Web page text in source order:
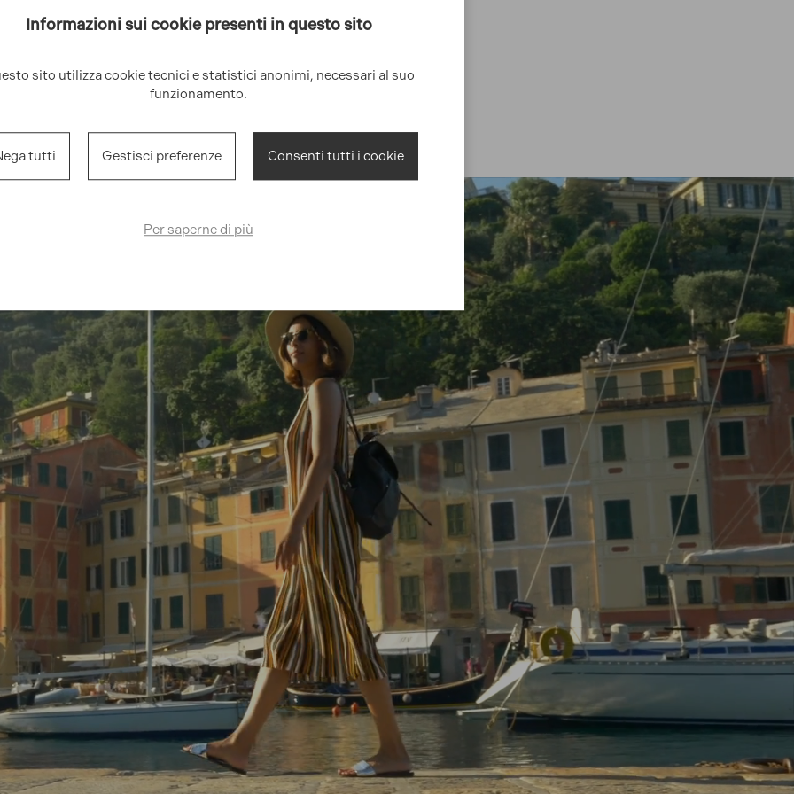
Informazioni sui cookie presenti in questo sito
sito utilizza cookie tecnici e statistici anonimi, necessari al suo
funzionamento.
tutti Gestisci preferenze Consenti tutti i cookie
Per saperne di più